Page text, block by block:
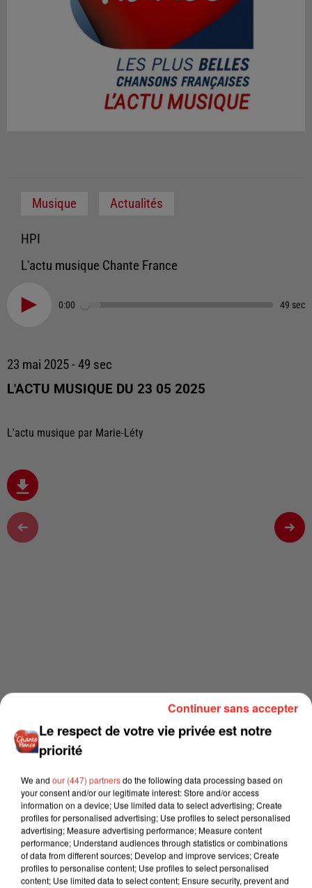
Musique Actualités
HPI
L'actu musique Chante France
0:00 49 sec
23 mai 2025 - 49 sec
L'ACTU MUSIQUE DU 23 05 2025
L'actu musique par Marie-Léty
Le respect de votre vie privée est notre
priorité
We and our (447) partnersdo the following data processing based on
your consent and/or our legitimate interest: Store and/or access
information on a device; Use limited data to select advertising; Create
profiles for personalised advertising; Use profiles to select personalised
advertising; Measure advertising performance; Measure content
performance; Understand audiences through statistics or combinations
of data from different sources; Develop and improve services; Create
profiles to personalise content; Use profiles to select personalised
content; Use limited data to select content; Ensure security, prevent and
Continuer sans accepter